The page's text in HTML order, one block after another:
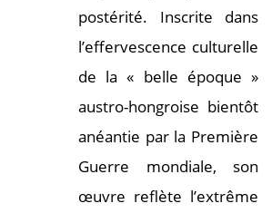
postérité. Inscrite dans
l’effervescence culturelle
de la « belle époque »
austro-hongroise bientôt
anéantie par la Première
Guerre mondiale, son
œuvre reflète l’extrême